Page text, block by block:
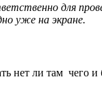
для
уже на экране.
нет ли там чего